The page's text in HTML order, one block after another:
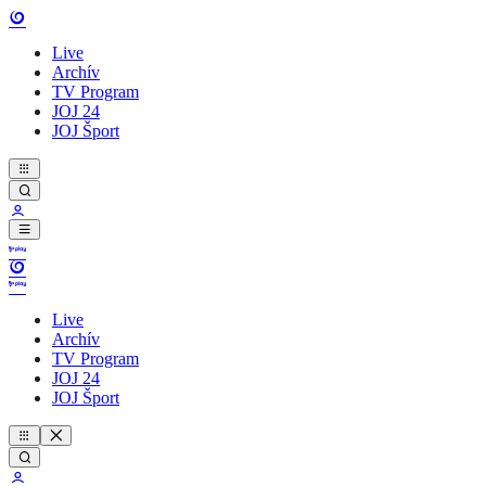
Live
Archív
TV Program
JOJ 24
JOJ Šport
Live
Archív
TV Program
JOJ 24
JOJ Šport